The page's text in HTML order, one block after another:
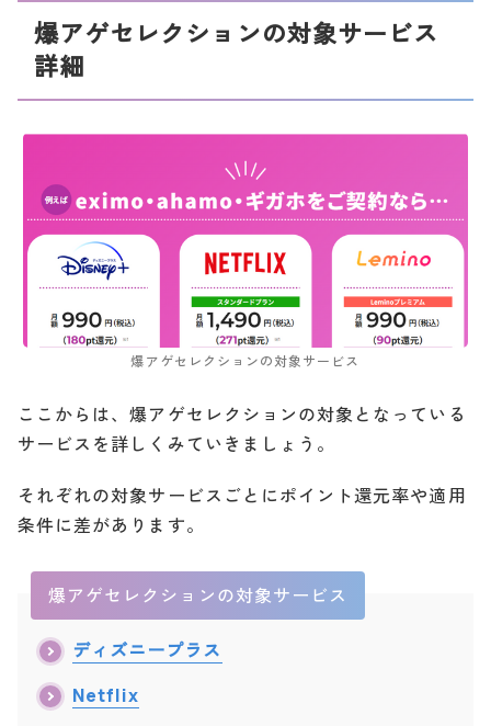
爆アゲセレクションの対象サービス
詳細
爆アゲセレクションの対象サービス
ここからは、爆アゲセレクションの対象となっている
サービスを詳しくみていきましょう。
それぞれの対象サービスごとにポイント還元率や適用
条件に差があります。
爆アゲセレクションの対象サービス
ディズニープラス
Netflix